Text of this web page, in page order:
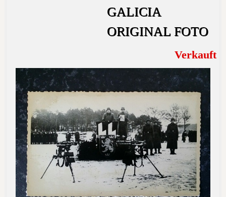
GALICIA
ORIGINAL FOTO
Verkauft